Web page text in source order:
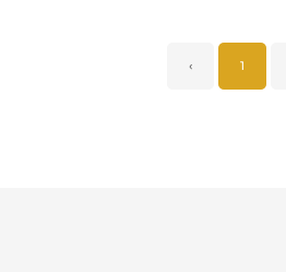
‹ 1